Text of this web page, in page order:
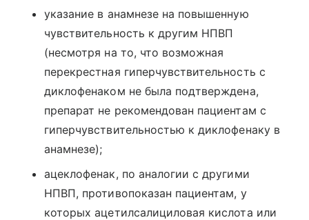
указание в анамнезе на повышенную
чувствительность к другим НПВП
(несмотря на то, что возможная
перекрестная гиперчувствительность с
диклофенаком не была подтверждена,
препарат не рекомендован пациентам с
гиперчувствительностью к диклофенаку в
анамнезе);
ацеклофенак, по аналогии с другими
НПВП, противопоказан пациентам, у
которых ацетилсалициловая кислота или